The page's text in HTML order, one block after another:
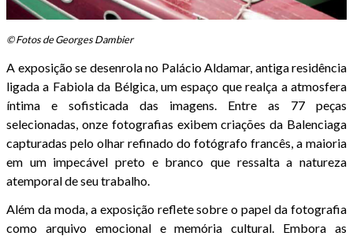
© Fotos de Georges Dambier
A exposição se desenrola no Palácio Aldamar, antiga residência
ligada a Fabiola da Bélgica, um espaço que realça a atmosfera
íntima e sofisticada das imagens. Entre as 77 peças
selecionadas, onze fotografias exibem criações da Balenciaga
capturadas pelo olhar refinado do fotógrafo francês, a maioria
em um impecável preto e branco que ressalta a natureza
atemporal de seu trabalho.
Além da moda, a exposição reflete sobre o papel da fotografia
como arquivo emocional e memória cultural. Embora as